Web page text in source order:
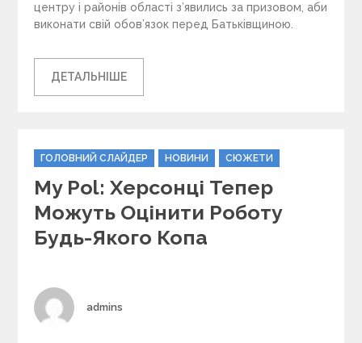
центру і районів області з’явились за призовом, аби
виконати свій обов’язок перед Батьківщиною.
ДЕТАЛЬНІШЕ
C
a
e
g
o
s
ГОЛОВНИЙ СЛАЙДЕР НОВИНИ СЮЖЕТИ
My Pol: Херсонці Тепер
Можуть Оцінити Роботу
Будь-Якого Копа
Author
admins